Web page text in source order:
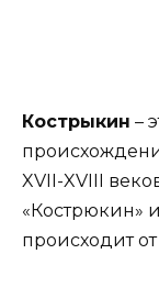
Кострыкин –
XVII-XVIII
«Кострюкин»
происходит